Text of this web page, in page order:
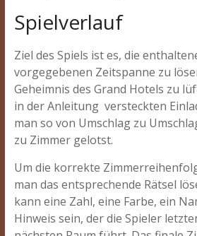
Spielverlauf
Ziel des Spiels ist es, die
vorgegebenen Zeitspanne zu
Geheimnis des Grand Hotels zu
in der Anleitung versteckten
man so von Umschlag zu
zu Zimmer gelotst.
Um die korrekte
man das entsprechende Rätsel
kann eine Zahl, eine Farbe, ein
Hinweis sein, der die Spieler